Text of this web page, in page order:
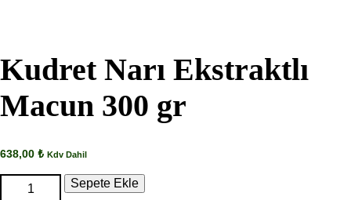
Kudret Narı Ekstraktlı
Macun 300 gr
638,00 ₺ Kdv Dahil
Kudret
Sepete Ekle